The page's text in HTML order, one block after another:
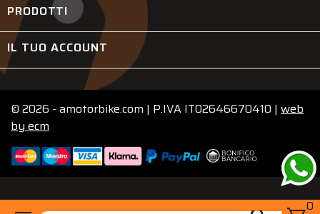
0
PRODOTTI
IL TUO ACCOUNT
© 2026 - amotorbike.com | P.IVA IT02646670410 | web
byecm